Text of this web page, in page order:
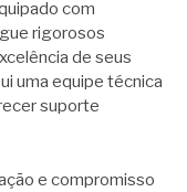
com
rigorosos
de seus
uma equipe técnica
suporte
e compromisso